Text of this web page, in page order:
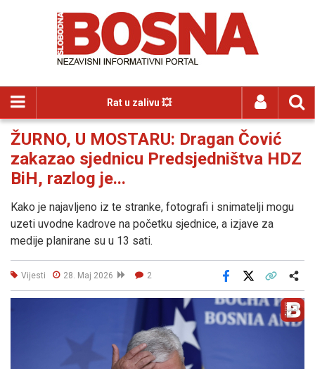
Rat u zalivu 💥
ŽURNO, U MOSTARU: Dragan Čović
zakazao sjednicu Predsjedništva HDZ
BiH, razlog je...
Kako je najavljeno iz te stranke, fotografi i snimatelji mogu
uzeti uvodne kadrove na početku sjednice, a izjave za
medije planirane su u 13 sati.
Vijesti 28. Maj 2026 2
Facebook